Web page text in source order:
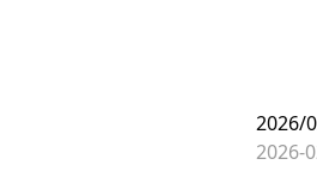
2026/
2026-